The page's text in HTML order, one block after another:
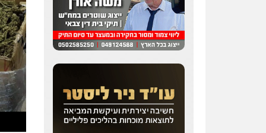
שחר לדובסקי, עו"ד
פלילי מעצרים וחקירות
0507913332
עו"ד איהאב ג'לג'ולי